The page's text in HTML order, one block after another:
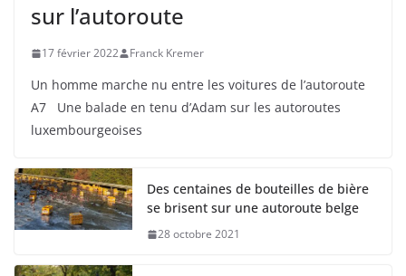
sur l’autoroute
17 février 2022 Franck Kremer
Un homme marche nu entre les voitures de l’autoroute
A7 Une balade en tenu d’Adam sur les autoroutes
luxembourgeoises
Des centaines de bouteilles de bière
se brisent sur une autoroute belge
28 octobre 2021